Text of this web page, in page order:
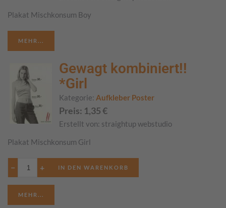
Plakat Mischkonsum Boy
MEHR...
Gewagt kombiniert!!
*Girl
Kategorie: Aufkleber Poster
Preis: 1,35€
Erstellt von: straightup webstudio
Plakat Mischkonsum Girl
− +
MEHR...